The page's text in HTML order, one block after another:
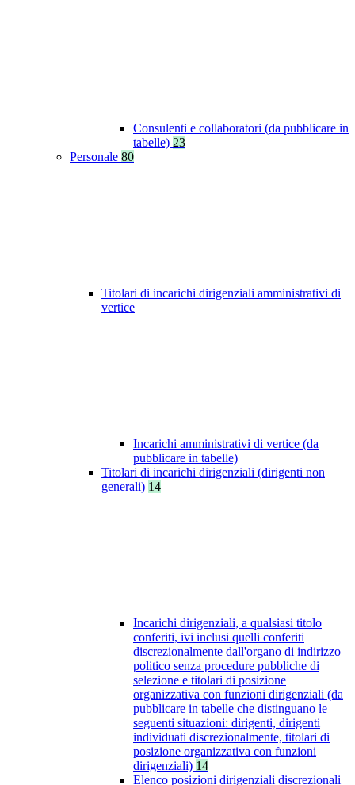
Consulenti e collaboratori (da pubblicare in
tabelle) 23
Personale 80
Titolari di incarichi dirigenziali amministrativi di
vertice
Incarichi amministrativi di vertice (da
pubblicare in tabelle)
Titolari di incarichi dirigenziali (dirigenti non
generali) 14
Incarichi dirigenziali, a qualsiasi titolo
conferiti, ivi inclusi quelli conferiti
discrezionalmente dall'organo di indirizzo
politico senza procedure pubbliche di
selezione e titolari di posizione
organizzativa con funzioni dirigenziali (da
pubblicare in tabelle che distinguano le
seguenti situazioni: dirigenti, dirigenti
individuati discrezionalmente, titolari di
posizione organizzativa con funzioni
dirigenziali) 14
Elenco posizioni dirigenziali discrezionali